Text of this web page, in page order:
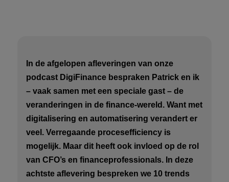
In de afgelopen afleveringen van onze
podcast DigiFinance bespraken Patrick en ik
– vaak samen met een speciale gast – de
veranderingen in de finance-wereld. Want met
digitalisering en automatisering verandert er
veel. Verregaande procesefficiency is
mogelijk. Maar dit heeft ook invloed op de rol
van CFO’s en financeprofessionals. In deze
achtste aflevering bespreken we 10 trends